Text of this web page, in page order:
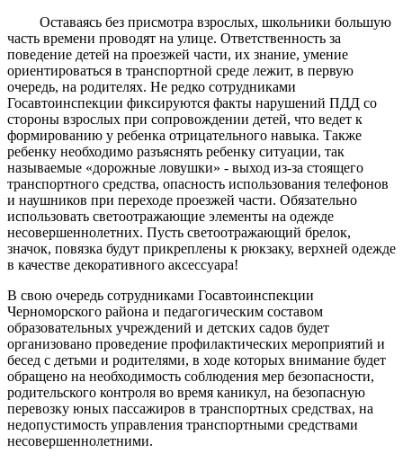
Оставаясь без присмотра взрослых, школьники большую
часть времени проводят на улице. Ответственность за
поведение детей на проезжей части, их знание, умение
ориентироваться в транспортной среде лежит, в первую
очередь, на родителях. Не редко сотрудниками
Госавтоинспекции фиксируются факты нарушений ПДД со
стороны взрослых при сопровождении детей, что ведет к
формированию у ребенка отрицательного навыка. Также
ребенку необходимо разъяснять ребенку ситуации, так
называемые «дорожные ловушки» - выход из-за стоящего
транспортного средства, опасность использования телефонов
и наушников при переходе проезжей части. Обязательно
использовать светоотражающие элементы на одежде
несовершеннолетних. Пусть светоотражающий брелок,
значок, повязка будут прикреплены к рюкзаку, верхней одежде
в качестве декоративного аксессуара!
В свою очередь сотрудниками Госавтоинспекции
Черноморского района и педагогическим составом
образовательных учреждений и детских садов будет
организовано проведение профилактических мероприятий и
бесед с детьми и родителями, в ходе которых внимание будет
обращено на необходимость соблюдения мер безопасности,
родительского контроля во время каникул, на безопасную
перевозку юных пассажиров в транспортных средствах, на
недопустимость управления транспортными средствами
несовершеннолетними.